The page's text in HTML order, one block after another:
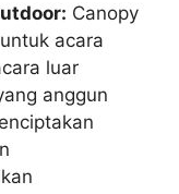
Canopy
acara
luar
anggun